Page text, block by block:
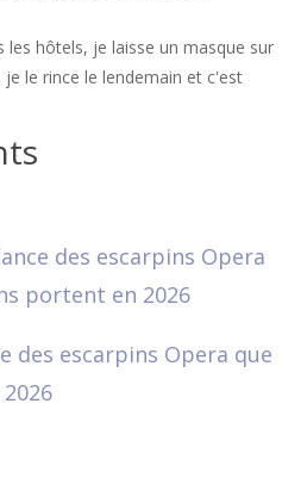
les hôtels, je laisse un masque sur
le rince le lendemain et c'est
des escarpins Opera que